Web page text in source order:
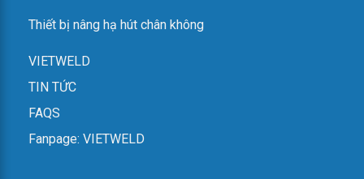
Thiết bị nâng hạ hút chân không
VIETWELD
TIN TỨC
FAQS
Fanpage: VIETWELD